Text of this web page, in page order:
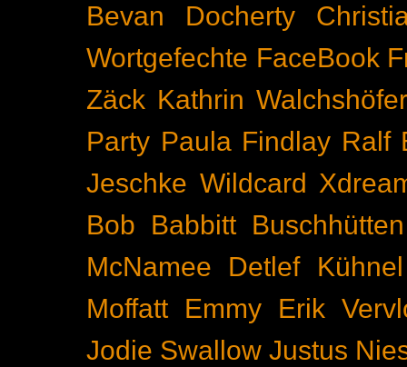
Bevan Docherty
Wortgefechte FaceBook
Zäck Kathrin Walchshöfer
Party Paula Findlay Ralf
Jeschke Wildcard
Bob Babbitt Buschhütten
McNamee
Detlef Kühnel
Moffatt
Emmy
Erik
Jodie Swallow Justus